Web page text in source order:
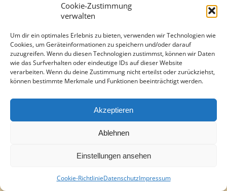
Cookie-Zustimmung
verwalten
Um dir ein optimales Erlebnis zu bieten, verwenden wir Technologien wie
Cookies, um Geräteinformationen zu speichern und/oder darauf
zuzugreifen. Wenn du diesen Technologien zustimmst, können wir Daten
wie das Surfverhalten oder eindeutige IDs auf dieser Website
verarbeiten. Wenn du deine Zustimmung nicht erteilst oder zurückziehst,
können bestimmte Merkmale und Funktionen beeinträchtigt werden.
Akzeptieren
Ablehnen
Einstellungen ansehen
Cookie-RichtlinieDatenschutzImpressum